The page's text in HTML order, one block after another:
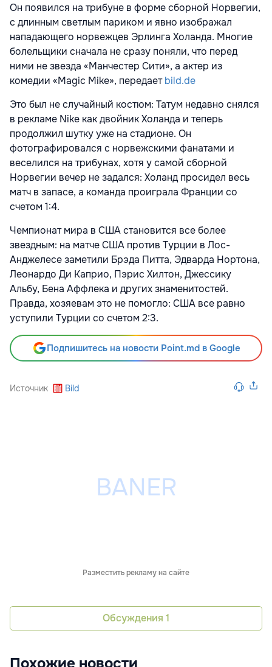
Он появился на трибуне в форме сборной Норвегии,
с длинным светлым париком и явно изображал
нападающего норвежцев Эрлинга Холанда. Многие
болельщики сначала не сразу поняли, что перед
ними не звезда «Манчестер Сити», а актер из
комедии «Magic Mike», передаетbild.de
Это был не случайный костюм: Татум недавно снялся
в рекламе Nike как двойник Холанда и теперь
продолжил шутку уже на стадионе. Он
фотографировался с норвежскими фанатами и
веселился на трибунах, хотя у самой сборной
Норвегии вечер не задался: Холанд просидел весь
матч в запасе, а команда проиграла Франции со
счетом 1:4.
Чемпионат мира в США становится все более
звездным: на матче США против Турции в Лос-
Анджелесе заметили Брэда Питта, Эдварда Нортона,
Леонардо Ди Каприо, Пэрис Хилтон, Джессику
Альбу, Бена Аффлека и других знаменитостей.
Правда, хозяевам это не помогло: США все равно
уступили Турции со счетом 2:3.
Подпишитесь на новости Point.md в Google
Источник Bild
Разместить рекламу на сайте
Обсуждения 1
Похожие новости